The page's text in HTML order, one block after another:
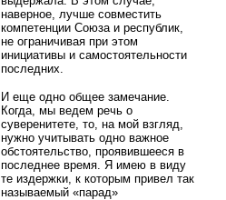
наверное, лучше совместить
компетенции Союза и республик,
не ограничивая при этом
инициативы и самостоятельности
последних.
И еще одно общее замечание.
Когда, мы ведем речь о
суверенитете, то, на мой взгляд,
нужно учитывать одно важное
обстоятельство, проявившееся в
последнее время. Я имею в виду
те издержки, к которым привел так
называемый «парад»